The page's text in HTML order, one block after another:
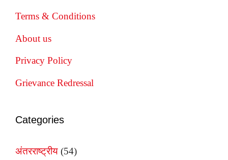
Terms & Conditions
About us
Privacy Policy
Grievance Redressal
Categories
अंतरराष्ट्रीय (54)